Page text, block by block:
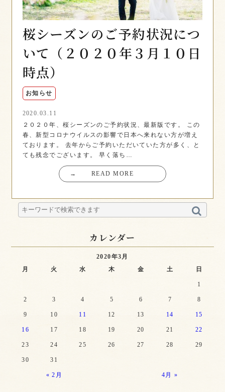
桜シーズンのご予約状況につ
いて（２０２０年３月１０日
時点）
お知らせ
2020.03.11
２０２０年、桜シーズンのご予約状況、最新版です。 この
春、新型コロナウイルスの影響で日本へ来れない方が増え
ております。 去年からご予約いただいていた方が多く、と
ても残念でございます。 早く落ち…
→ READ MORE
カレンダー
2020年3月
月
火 水 木 金 土 日
« 2月 4月 »
1
2 3 4 5 6 7 8
9 10 11 12 13 14 15
16 17 18 19 20 21 22
23 24 25 26 27 28 29
30 31